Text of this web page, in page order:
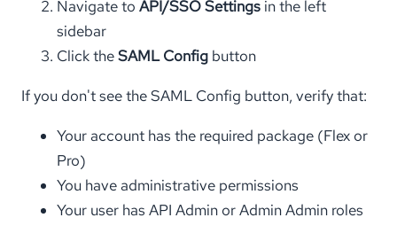
Navigate to API/SSO Settings in the left
sidebar
Click theSAML Config button
If you don't see the SAML Config button, verify that:
Your account has the required package (Flex or
Pro)
You have administrative permissions
Your user has API Admin or Admin Admin roles